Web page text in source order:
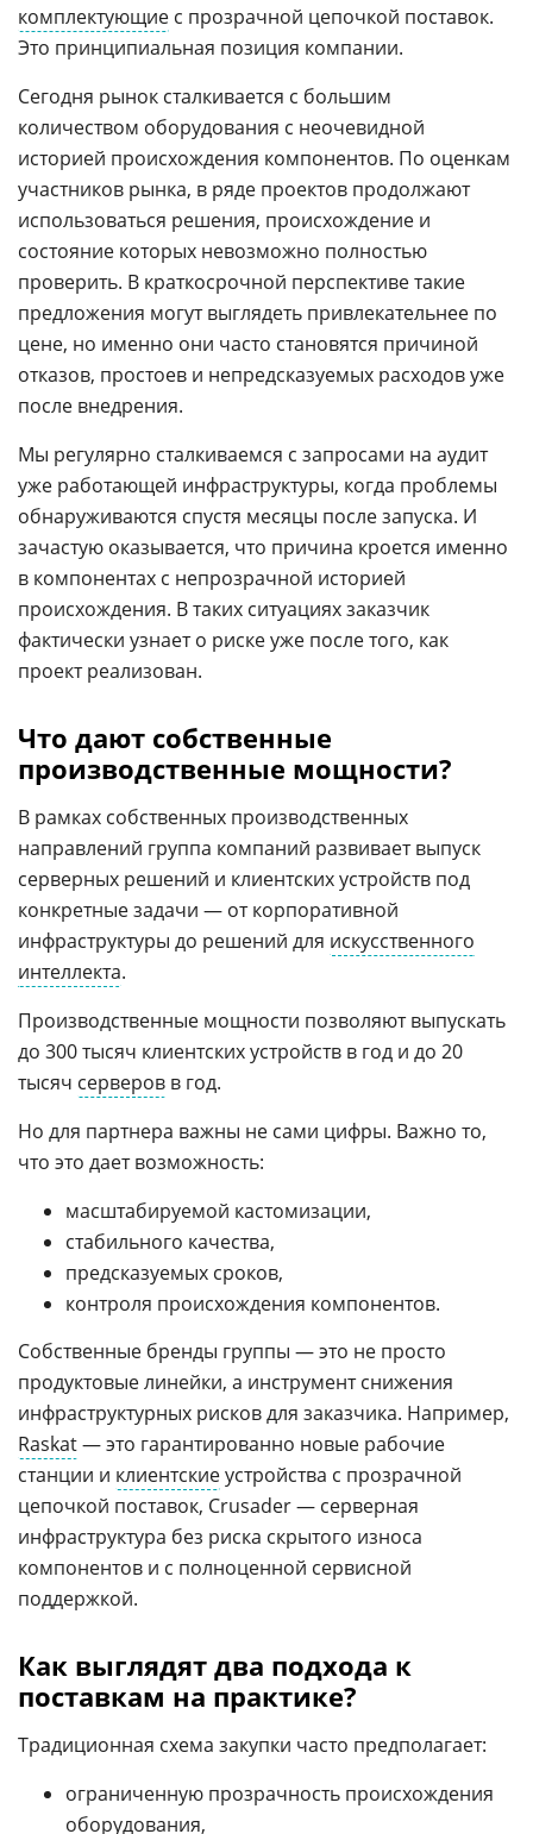
комплектующие с прозрачной цепочкой поставок.
Это принципиальная позиция компании.
Сегодня рынок сталкивается с большим
количеством оборудования с неочевидной
историей происхождения компонентов. По оценкам
участников рынка, в ряде проектов продолжают
использоваться решения, происхождение и
состояние которых невозможно полностью
проверить. В краткосрочной перспективе такие
предложения могут выглядеть привлекательнее по
цене, но именно они часто становятся причиной
отказов, простоев и непредсказуемых расходов уже
после внедрения.
Мы регулярно сталкиваемся с запросами на аудит
уже работающей инфраструктуры, когда проблемы
обнаруживаются спустя месяцы после запуска. И
зачастую оказывается, что причина кроется именно
в компонентах с непрозрачной историей
происхождения. В таких ситуациях заказчик
фактически узнает о риске уже после того, как
проект реализован.
Что дают собственные
производственные мощности?
В рамках собственных производственных
направлений группа компаний развивает выпуск
серверных решений и клиентских устройств под
конкретные задачи — от корпоративной
инфраструктуры до решений для искусственного
интеллекта.
Производственные мощности позволяют выпускать
до 300 тысяч клиентских устройств в год и до 20
тысяч серверов в год.
Но для партнера важны не сами цифры. Важно то,
что это дает возможность:
масштабируемой кастомизации,
стабильного качества,
предсказуемых сроков,
контроля происхождения компонентов.
Собственные бренды группы — это не просто
продуктовые линейки, а инструмент снижения
инфраструктурных рисков для заказчика. Например,
Raskat— это гарантированно новые рабочие
станции и клиентскиеустройства с прозрачной
цепочкой поставок, Crusader — серверная
инфраструктура без риска скрытого износа
компонентов и с полноценной сервисной
поддержкой.
Как выглядят два подхода к
поставкам на практике?
Традиционная схема закупки часто предполагает:
ограниченную прозрачность происхождения
оборудования,